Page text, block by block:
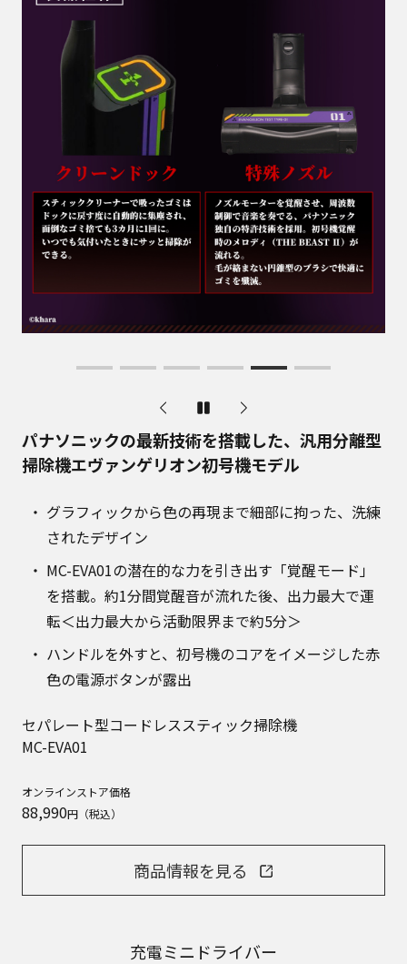
パナソニックの最新技術を搭載した、汎用分離型
掃除機エヴァンゲリオン初号機モデル
グラフィックから色の再現まで細部に拘った、洗練
されたデザイン
MC-EVA01の潜在的な力を引き出す「覚醒モード」
を搭載。約1分間覚醒音が流れた後、出力最大で運
転＜出力最大から活動限界まで約5分＞
ハンドルを外すと、初号機のコアをイメージした赤
色の電源ボタンが露出
セパレート型コードレススティック掃除機
MC-EVA01
オンラインストア価格
88,990円（税込）
商品情報を見る
充電ミニドライバー